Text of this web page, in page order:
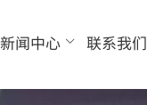
新闻中心 联系我们